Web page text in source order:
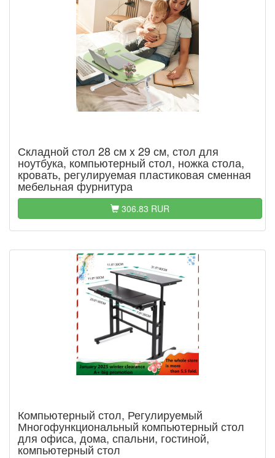
Складной стол 28 см x 29 см, стол для
ноутбука, компьютерный стол, ножка стола,
кровать, регулируемая пластиковая сменная
мебельная фурнитура
306.83 RUR
Компьютерный стол, Регулируемый
Многофункциональный компьютерный стол
для офиса, дома, спальни, гостиной,
компьютерный стол